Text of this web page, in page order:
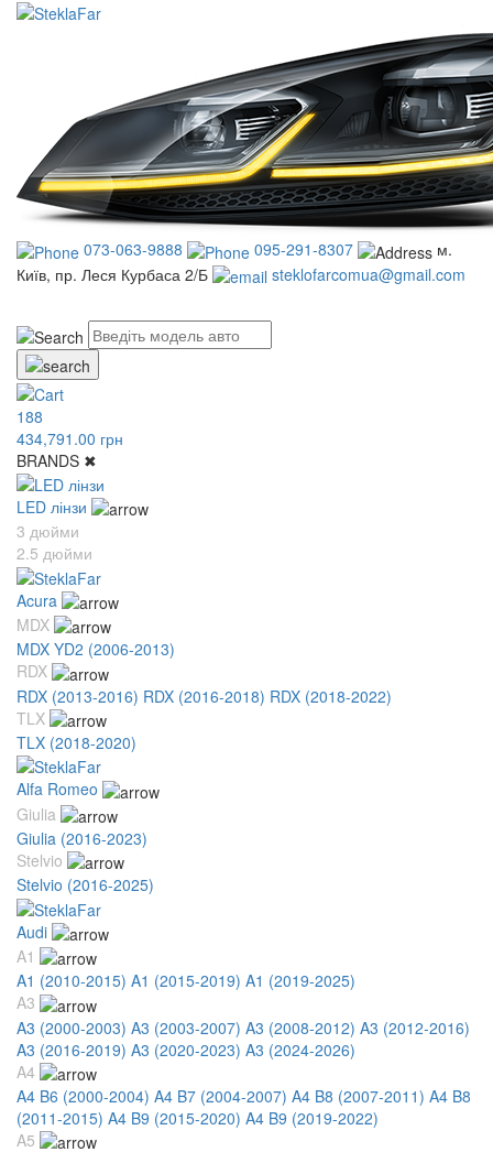
073-063-9888 095-291-8307
м.
Київ, пр. Леся Курбаса 2/Б
steklofarcomua@gmail.com
188
434,791.00 грн
BRANDS ✖
LED лінзи
3 дюйми
2.5 дюйми
Acura
MDX
MDX YD2 (2006-2013)
RDX
RDX (2013-2016) RDX (2016-2018) RDX (2018-2022)
TLX
TLX (2018-2020)
Alfa Romeo
Giulia
Giulia (2016-2023)
Stelvio
Stelvio (2016-2025)
Audi
A1
A1 (2010-2015) A1 (2015-2019) A1 (2019-2025)
A3
A3 (2000-2003) A3 (2003-2007) A3 (2008-2012) A3 (2012-2016)
A3 (2016-2019) A3 (2020-2023) A3 (2024-2026)
A4
A4 B6 (2000-2004) A4 B7 (2004-2007) A4 B8 (2007-2011) A4 B8
(2011-2015) A4 B9 (2015-2020) A4 B9 (2019-2022)
A5